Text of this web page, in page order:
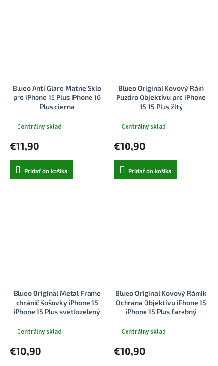
Blueo Anti Glare Matne Sklo
pre iPhone 15 Plus iPhone 16
Plus cierna
Centrálny sklad
€11,90
Pridať do košíka
Blueo Original Kovový Rám
Puzdro Objektívu pre iPhone
15 15 Plus žltý
Centrálny sklad
€10,90
Pridať do košíka
Blueo Original Metal Frame
chránič šošovky iPhone 15
iPhone 15 Plus svetlozelený
Centrálny sklad
€10,90
Blueo Original Kovový Rámik
Ochrana Objektívu iPhone 15
iPhone 15 Plus farebný
Centrálny sklad
€10,90